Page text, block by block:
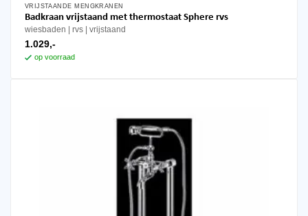
VRIJSTAANDE MENGKRANEN
Badkraan vrijstaand met thermostaat Sphere rvs
wiesbaden rvs vrijstaand
1.029,-
op voorraad